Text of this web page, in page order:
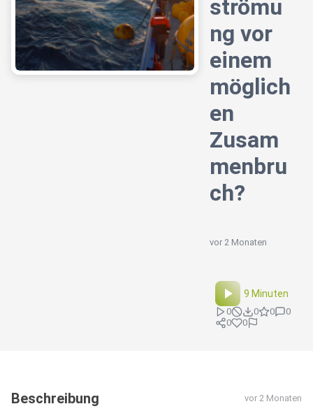
strömu
ng vor
einem
möglich
en
Zusam
menbru
ch?
vor 2 Monaten
9 Minuten
0 0 0
0
0
0
Beschreibung vor 2 Monaten